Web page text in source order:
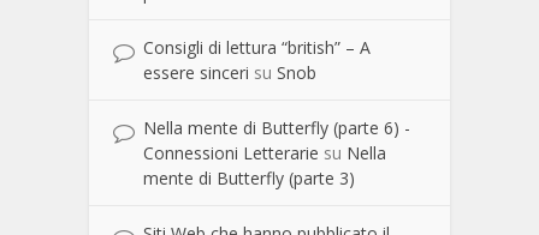
Consigli di lettura “british” – A
essere sinceri su Snob
Nella mente di Butterfly (parte 6) -
Connessioni Letterarie su Nella
mente di Butterfly (parte 3)